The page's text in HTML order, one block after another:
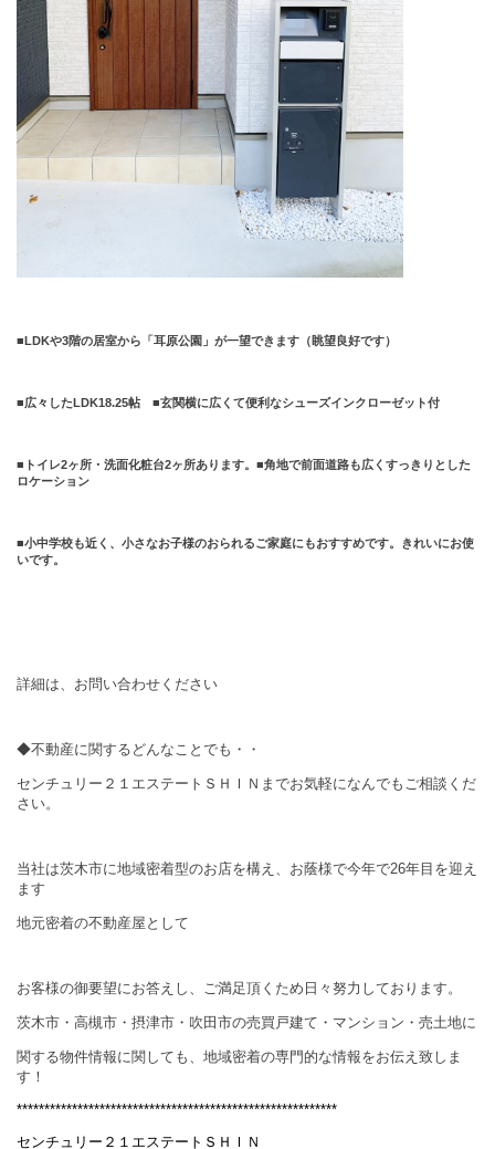
■LDKや3階の居室から「耳原公園」が一望できます（眺望良好です）
■広々したLDK18.25帖 ■玄関横に広くて便利なシューズインクローゼット付
■トイレ2ヶ所・洗面化粧台2ヶ所あります。■角地で前面道路も広くすっきりとした
ロケーション
■小中学校も近く、小さなお子様のおられるご家庭にもおすすめです。きれいにお使
いです。
詳細は、お問い合わせください
◆不動産に関するどんなことでも・・
センチュリー２１エステートＳＨＩＮまでお気軽になんでもご相談くだ
さい。
当社は茨木市に地域密着型のお店を構え、お蔭様で今年で26年目を迎え
ます
地元密着の不動産屋として
お客様の御要望にお答えし、ご満足頂くため日々努力しております。
茨木市・高槻市・摂津市・吹田市の売買戸建て・マンション・売土地に
関する物件情報に関しても、地域密着の専門的な情報をお伝え致しま
す！
**********************************************************
センチュリー２１エステートＳＨＩＮ